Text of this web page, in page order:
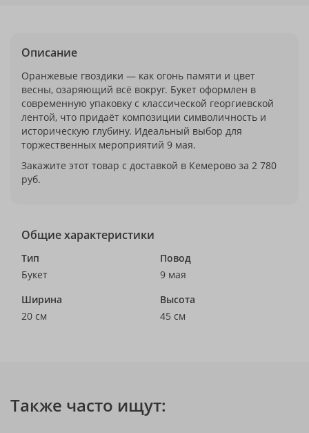
Описание
Оранжевые гвоздики — как огонь памяти и цвет
весны, озаряющий всё вокруг. Букет оформлен в
современную упаковку с классической георгиевской
лентой, что придаёт композиции символичность и
историческую глубину. Идеальный выбор для
торжественных мероприятий 9 мая.
Закажите этот товар с доставкой в Кемерово за 2 780
руб.
Общие характеристики
Тип
Букет
Повод
9 мая
Ширина
20 см
Высота
45 см
Также часто ищут: